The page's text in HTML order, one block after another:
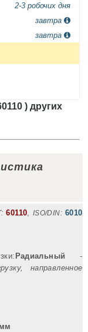
2-3 робочих дня
завтра
завтра
) других
60110, ISO/DIN: 6010
Радиальный
-
направленное